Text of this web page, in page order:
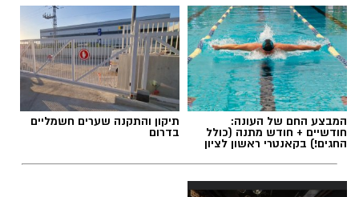
המבצע החם של העונה:
חודשיים + חודש מתנה (כולל
החגים!) בקאנטרי ראשון לציון
תיקון והתקנה שערים חשמליים
בדרום